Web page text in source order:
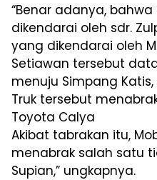
“Benar adanya,
dikendarai oleh sdr.
yang dikendarai oleh
Setiawan tersebut
menuju Simpang
Truk tersebut
Toyota Calya
Akibat tabrakan itu,
menabrak salah satu
Supian,” ungkapnya.